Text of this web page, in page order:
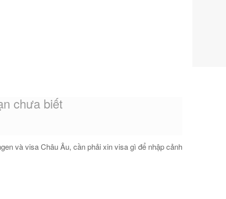
chưa biết
và visa Châu Âu, cần phải xin visa gì để nhập cảnh